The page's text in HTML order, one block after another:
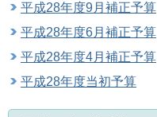
平成28年度9月補正予算
平成28年度6月補正予算
平成28年度4月補正予算
平成28年度当初予算